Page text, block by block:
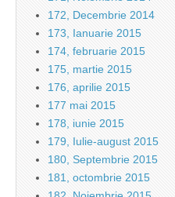
172, Decembrie 2014
173, Ianuarie 2015
174, februarie 2015
175, martie 2015
176, aprilie 2015
177 mai 2015
178, iunie 2015
179, Iulie-august 2015
180, Septembrie 2015
181, octombrie 2015